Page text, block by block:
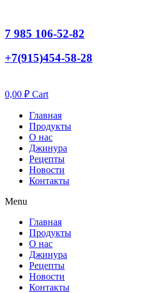
7 985 106-52-82
+7(915)454-58-28
0,00 ₽ Cart
Главная
Продукты
О нас
Джинура
Рецепты
Новости
Контакты
Menu
Главная
Продукты
О нас
Джинура
Рецепты
Новости
Контакты